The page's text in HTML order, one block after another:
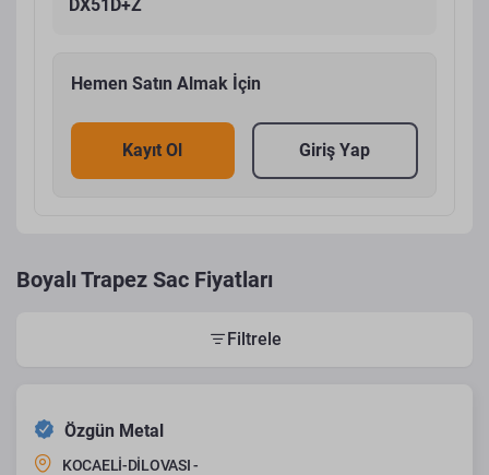
DX51D+Z
Hemen Satın Almak İçin
Kayıt Ol Giriş Yap
Boyalı Trapez Sac Fiyatları
Filtrele
Özgün Metal
KOCAELİ-DİLOVASI -